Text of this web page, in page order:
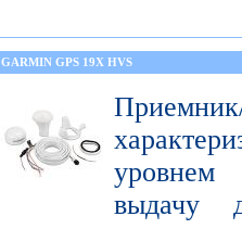
GARMIN GPS 19X HVS
уровнем
выдачу